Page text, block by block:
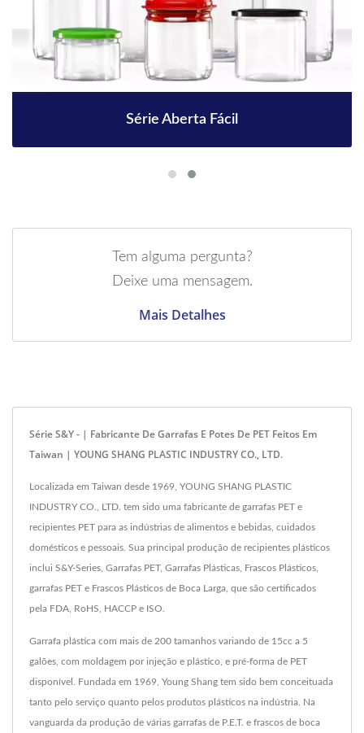
Série Aberta Fácil
Tem alguma pergunta?
Deixe uma mensagem.
Mais Detalhes
Série S&Y - | Fabricante De Garrafas E Potes De PET Feitos Em
Taiwan | YOUNG SHANG PLASTIC INDUSTRY CO., LTD.
Localizada em Taiwan desde 1969, YOUNG SHANG PLASTIC
INDUSTRY CO., LTD. tem sido uma fabricante de garrafas PET e
recipientes PET para as indústrias de alimentos e bebidas, cuidados
domésticos e pessoais. Sua principal produção de recipientes plásticos
inclui S&Y-Series, Garrafas PET, Garrafas Plásticas, Frascos Plásticos,
garrafas PET e Frascos Plásticos de Boca Larga, que são certificados
pela FDA, RoHS, HACCP e ISO.
Garrafa plástica com mais de 200 tamanhos variando de 15cc a 5
galões, com moldagem por injeção e plástico, e pré-forma de PET
disponível. Fundada em 1969, Young Shang tem sido bem conceituada
tanto pelo serviço quanto pelos produtos plásticos na indústria. Na
vanguarda da produção de várias garrafas de P.E.T. e frascos de boca